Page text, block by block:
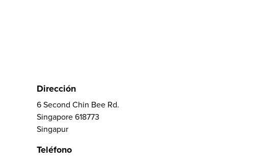
Dirección
6 Second Chin Bee Rd.
Singapore 618773
Singapur
Teléfono